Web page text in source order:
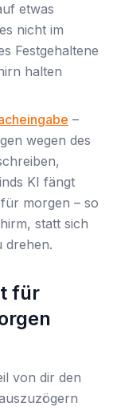
etwas
nicht im
Festgehaltene
halten
–
wegen des
KI fängt
morgen – so
statt sich
drehen.
für
von dir den